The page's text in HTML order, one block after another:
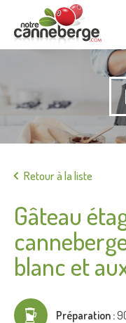
Afficher/cacher
navigation
Retour à la liste
Gâteau
blanc et
Préparation :